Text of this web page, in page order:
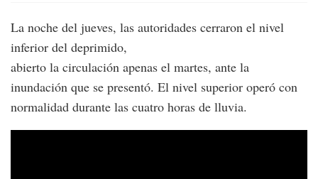
La noche del jueves, las autoridades cerraron el nivel
inferior del deprimido,
abierto la circulación apenas el martes, ante la
inundación que se presentó. El nivel superior operó con
normalidad durante las cuatro horas de lluvia.